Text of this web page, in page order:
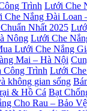
Lưới Che
Che Nắng Đài Loan
Lưới Che
Lưới Che Nắng
Lưới
Bạt
Cho Rau – Bảo